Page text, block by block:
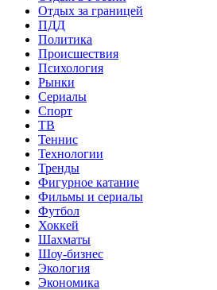
Отдых за границей
ПДД
Политика
Происшествия
Психология
Рынки
Сериалы
Спорт
ТВ
Теннис
Технологии
Тренды
Фигурное катание
Фильмы и сериалы
Футбол
Хоккей
Шахматы
Шоу-бизнес
Экология
Экономика